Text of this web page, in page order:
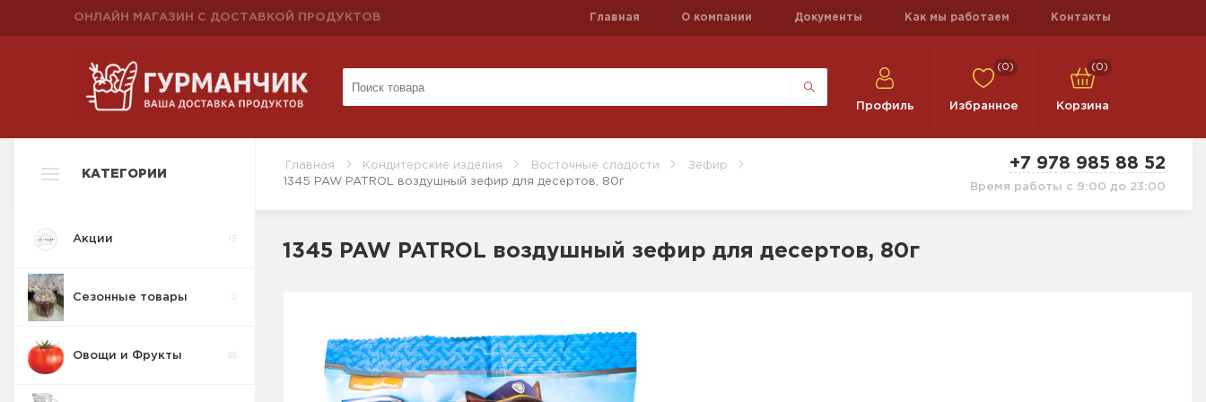
ОНЛАЙН МАГАЗИН С ДОСТАВКОЙ ПРОДУКТОВ Главная О компании Документы Как мы работаем Контакты
Профиль
(0)
Избранное
(0)
Корзина
Главная Кондитерские изделия Восточные сладости
Зефир
1345 PAW PATROL воздушный зефир для десертов, 80г
+7 978 985 88 52
Время работы с 9:00 до 23:00
КАТЕГОРИИ
Акции 13
Сезонные товары
Овощи и Фрукты 95
1345 PAW PATROL воздушный зефир для десертов, 80г